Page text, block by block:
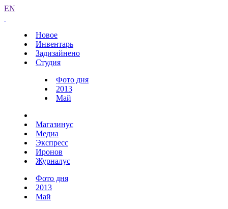
EN
Новое
Инвентарь
Задизайнено
Студия
Фото дня
2013
Май
Магазинус
Медиа
Экспресс
Иронов
Журналус
Фото дня
2013
Май